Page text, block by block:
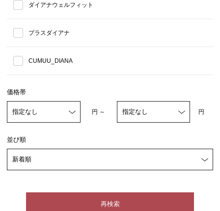
ダイアナウェルフィット
プラスダイアナ
CUMUU_DIANA
価格帯
円 ～ 円
並び順